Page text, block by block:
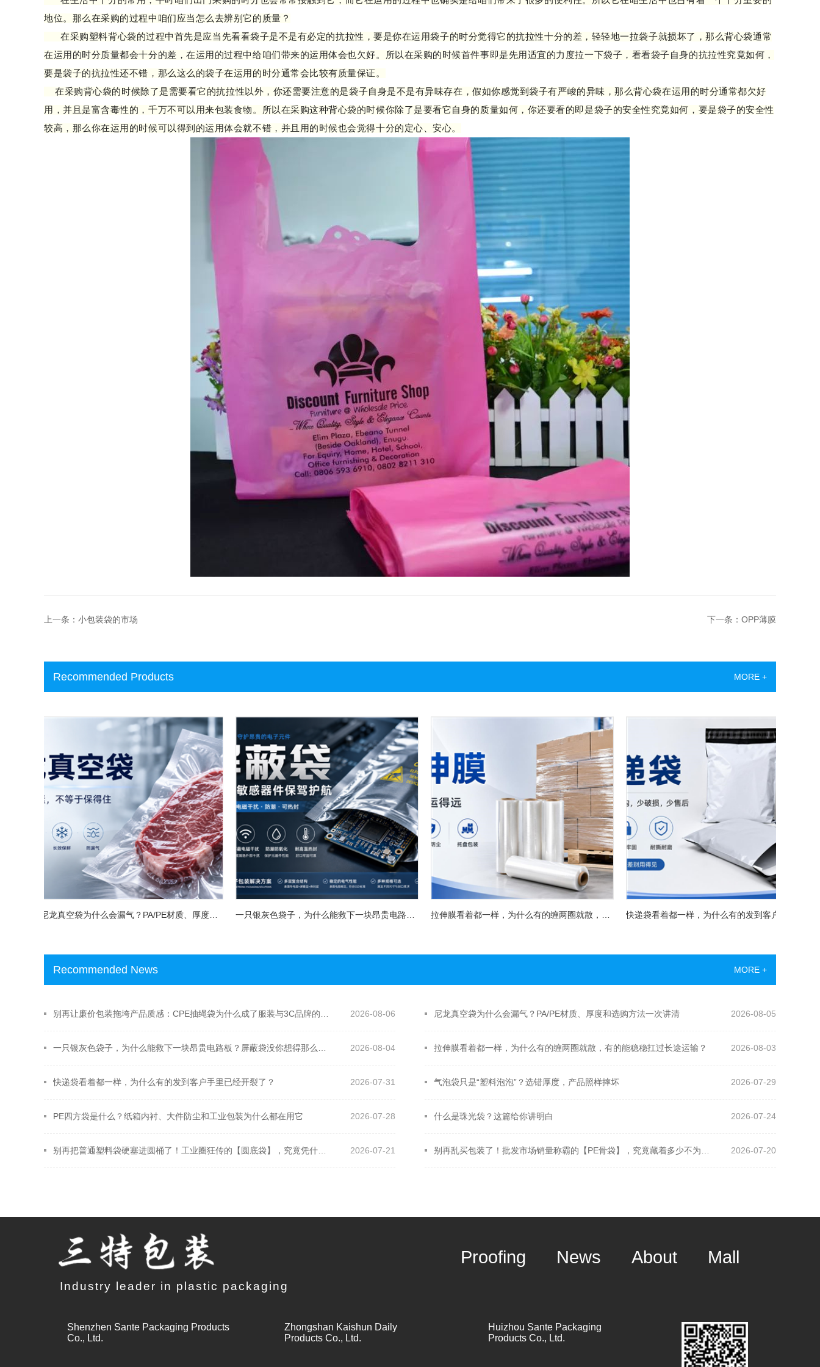
地位。那么在采购的过程中咱们应当怎么去辨别它的质量？
在采购塑料背心袋的过程中首先是应当先看看袋子是不是有必定的抗拉性，要是你在运用袋子的时分觉得它的抗拉性十分的差，轻轻地一拉袋子就损坏了，那么背心袋通常
在运用的时分质量都会十分的差，在运用的过程中给咱们带来的运用体会也欠好。所以在采购的时候首件事即是先用适宜的力度拉一下袋子，看看袋子自身的抗拉性究竟如何，
要是袋子的抗拉性还不错，那么这么的袋子在运用的时分通常会比较有质量保证。
在采购背心袋的时候除了是需要看它的抗拉性以外，你还需要注意的是袋子自身是不是有异味存在，假如你感觉到袋子有严峻的异味，那么背心袋在运用的时分通常都欠好
用，并且是富含毒性的，千万不可以用来包装食物。所以在采购这种背心袋的时候你除了是要看它自身的质量如何，你还要看的即是袋子的安全性究竟如何，要是袋子的安全性
较高，那么你在运用的时候可以得到的运用体会就不错，并且用的时候也会觉得十分的定心、安心。
上一条：小包装袋的市场 下一条：OPP薄膜
Recommended Products MORE +
尼龙真空袋为什么会漏气？PA/PE材质、厚度和选购方法一次讲清 一只银灰色袋子，为什么能救下一块昂贵电路板？屏蔽袋没你想得那么简单 拉伸膜看着都一样，为什么有的缠两圈就散，有的能稳稳扛过长途运输？ 快递袋看着都一样，为什么有的发到客户手里已经开裂了？
Recommended News MORE +
2026-08-06 2026-08-05
尼龙真空袋为什么会漏气？PA/PE材质、厚度和选购方法一次讲清
2026-08-04 2026-08-03
拉伸膜看着都一样，为什么有的缠两圈就散，有的能稳稳扛过长途运输？
2026-07-31
快递袋看着都一样，为什么有的发到客户手里已经开裂了？ 2026-07-29
气泡袋只是“塑料泡泡”？选错厚度，产品照样摔坏
2026-07-28
PE四方袋是什么？纸箱内衬、大件防尘和工业包装为什么都在用它 2026-07-24
什么是珠光袋？这篇给你讲明白
2026-07-21 2026-07-20
Industry leader in plastic packaging
Proofing News About Mall
Shenzhen Sante Packaging Products
Co., Ltd.
Zhongshan Kaishun Daily
Products Co., Ltd.
Huizhou Sante Packaging
Products Co., Ltd.